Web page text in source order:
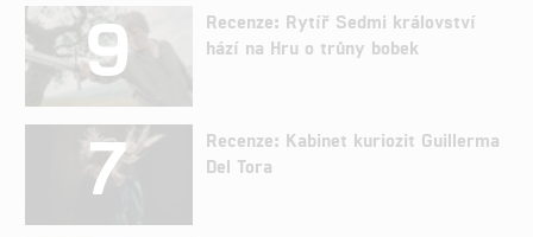
9
Recenze: Rytíř Sedmi království
hází na Hru o trůny bobek
7
Recenze: Kabinet kuriozit Guillerma
Del Tora